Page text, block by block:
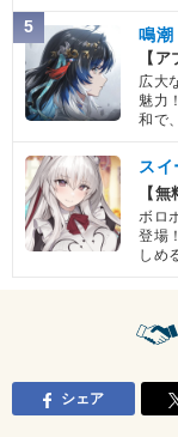
5 鳴潮
【
広大
魅力
和で
スイ
【
ボロ
登場
しめ
シェア